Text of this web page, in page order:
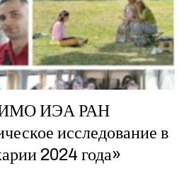
ИЭА РАН
исследование в
2024 года»